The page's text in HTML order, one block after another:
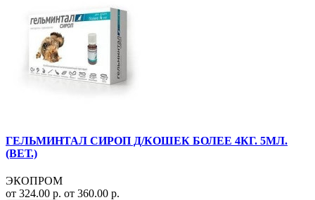
ГЕЛЬМИНТАЛ СИРОП Д/КОШЕК БОЛЕЕ 4КГ. 5МЛ.
(ВЕТ.)
ЭКОПРОМ
от 324.00 р. от 360.00 р.